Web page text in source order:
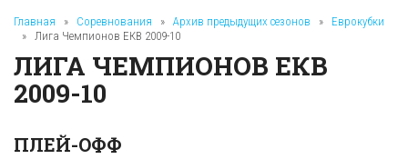
Главная » Соревнования » Архив предыдущих сезонов »
Еврокубки
» Лига Чемпионов ЕКВ 2009-10
ЛИГА ЧЕМПИОНОВ ЕКВ
2009-10
ПЛЕЙ-ОФФ